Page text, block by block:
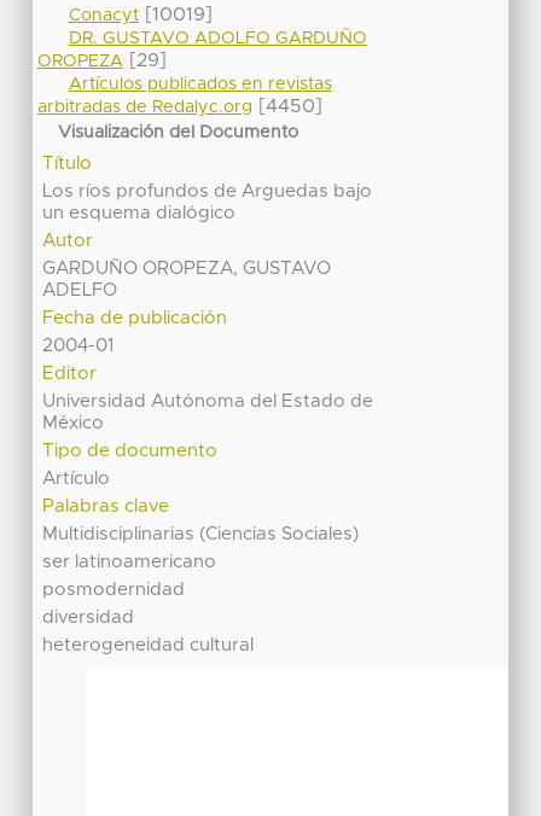
Conacyt[10019]
DR. GUSTAVO ADOLFO GARDUÑO
OROPEZA [29]
Artículos publicados en revistas
arbitradas de Redalyc.org
[4450]
Visualización del Documento
Título
Los ríos profundos de Arguedas bajo
un esquema dialógico
Autor
GARDUÑO OROPEZA, GUSTAVO
ADELFO
Fecha de publicación
2004-01
Editor
Universidad Autónoma del Estado de
México
Tipo de documento
Artículo
Palabras clave
Multidisciplinarias (Ciencias Sociales)
ser latinoamericano
posmodernidad
diversidad
heterogeneidad cultural